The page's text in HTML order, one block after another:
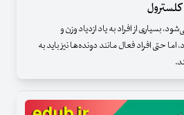
کلسترول
بسیاری از افراد به یاد ازدیاد وزن و
حتی افراد فعال مانند دونده‌ها نیز باید به